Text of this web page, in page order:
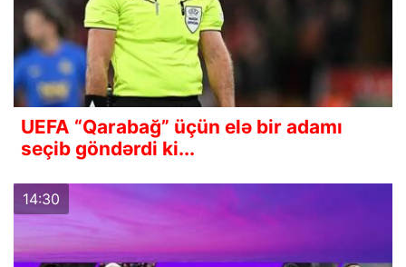
UEFA “Qarabağ” üçün elə bir adamı
seçib göndərdi ki...
14:30